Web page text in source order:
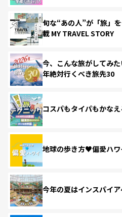
旬な“あの人”が「旅」
載 MY TRAVEL STORY
今、こんな旅がしてみ
年絶対行くべき旅先30
コスパもタイパもかな
地球の歩き方♥偏愛ハワ
今年の夏はインスパイア